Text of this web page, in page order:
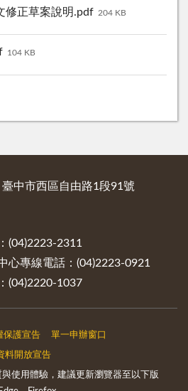
修正草案說明.pdf 204 KB
104 KB
中市西區自由路1段91號
(04)2223-2311
心專線電話：(04)2223-0921
(04)2220-1037
保護宣告 單一申辦窗口
料開放宣告
使用體驗，建議更新瀏覽器至以下版